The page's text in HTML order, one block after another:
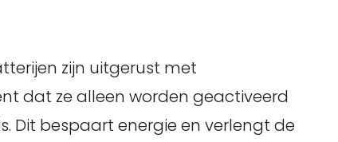
zijn uitgerust met
dat ze alleen worden geactiveerd
Dit bespaart energie en verlengt de